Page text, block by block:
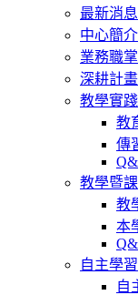
最新消息
中心簡介
業務職掌
深耕計畫
教學實
教
傳
教學暨
教
本
自主學習
自